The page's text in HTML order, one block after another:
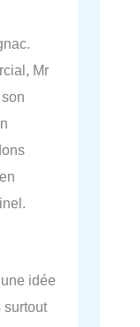
Mr
idée
surtout